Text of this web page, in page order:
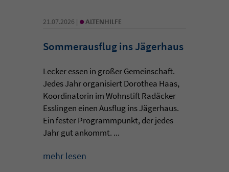
21.07.2026 | • ALTENHILFE
Sommerausflug ins Jägerhaus
Lecker essen in großer Gemeinschaft.
Jedes Jahr organisiert Dorothea Haas,
Koordinatorin im Wohnstift Radäcker
Esslingen einen Ausflug ins Jägerhaus.
Ein fester Programmpunkt, der jedes
Jahr gut ankommt. ...
mehr lesen